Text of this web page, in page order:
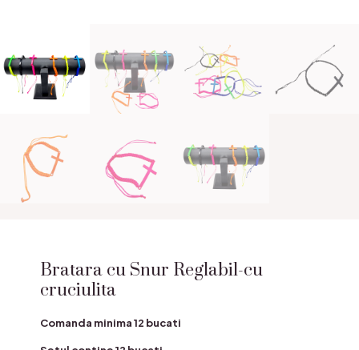
Bratara cu Snur Reglabil-cu
cruciulita
Comanda minima 12 bucati